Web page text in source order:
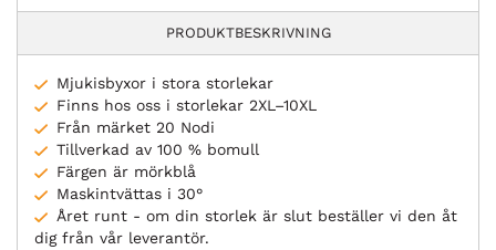
PRODUKTBESKRIVNING
Mjukisbyxor i stora storlekar
Finns hos oss i storlekar 2XL–10XL
Från märket 20 Nodi
Tillverkad av 100 % bomull
Färgen är mörkblå
Maskintvättas i 30°
Året runt - om din storlek är slut beställer vi den åt
dig från vår leverantör.